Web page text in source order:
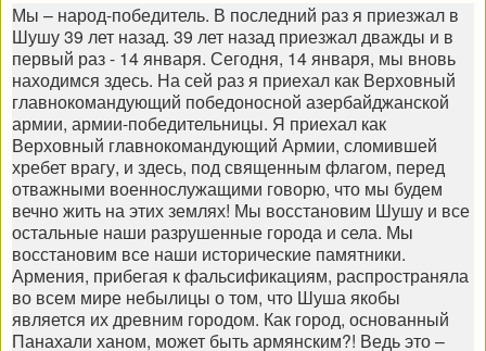
Мы – народ-победитель. В последний раз я приезжал в
Шушу 39 лет назад. 39 лет назад приезжал дважды и в
первый раз - 14 января. Сегодня, 14 января, мы вновь
находимся здесь. На сей раз я приехал как Верховный
главнокомандующий победоносной азербайджанской
армии, армии-победительницы. Я приехал как
Верховный главнокомандующий Армии, сломившей
хребет врагу, и здесь, под священным флагом, перед
отважными военнослужащими говорю, что мы будем
вечно жить на этих землях! Мы восстановим Шушу и все
остальные наши разрушенные города и села. Мы
восстановим все наши исторические памятники.
Армения, прибегая к фальсификациям, распространяла
во всем мире небылицы о том, что Шуша якобы
является их древним городом. Как город, основанный
Панахали ханом, может быть армянским?! Ведь это –